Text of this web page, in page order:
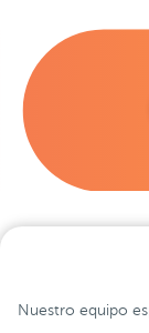
Nuestro equipo